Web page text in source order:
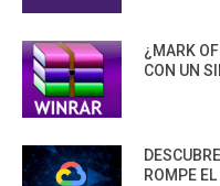
¿MARK
CON UN
ROMPE